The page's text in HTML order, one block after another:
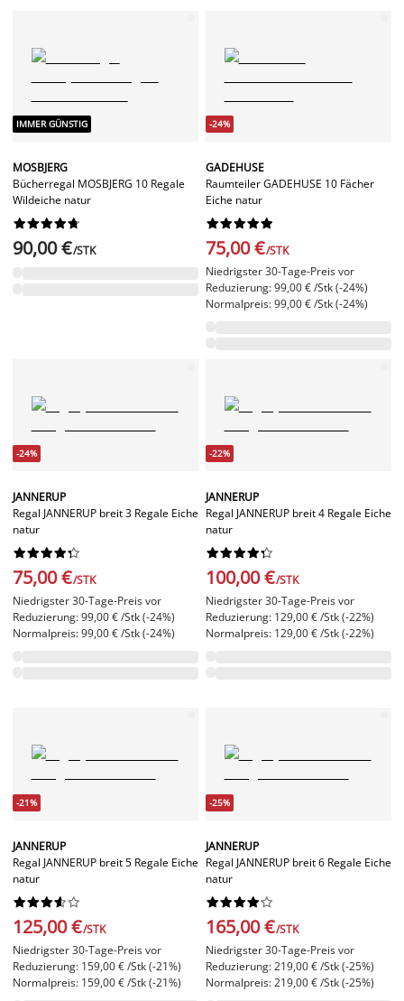
IMMER GÜNSTIG
MOSBJERG
Bücherregal MOSBJERG 10 Regale
Wildeiche natur






90,00 €/STK
-24%
GADEHUSE
Raumteiler GADEHUSE 10 Fächer
Eiche natur






75,00 €/STK
Niedrigster 30-Tage-Preis vor
Reduzierung: 99,00 € /Stk (-24%)
Normalpreis: 99,00 € /Stk (-24%)
-24%
JANNERUP
Regal JANNERUP breit 3 Regale Eiche
natur






75,00 €/STK
Niedrigster 30-Tage-Preis vor
Reduzierung: 99,00 € /Stk (-24%)
Normalpreis: 99,00 € /Stk (-24%)
-22%
JANNERUP
Regal JANNERUP breit 4 Regale Eiche
natur






100,00 €/STK
Niedrigster 30-Tage-Preis vor
Reduzierung: 129,00 € /Stk (-22%)
Normalpreis: 129,00 € /Stk (-22%)
-21%
JANNERUP
Regal JANNERUP breit 5 Regale Eiche
natur






125,00 €/STK
Niedrigster 30-Tage-Preis vor
Reduzierung: 159,00 € /Stk (-21%)
Normalpreis: 159,00 € /Stk (-21%)
-25%
JANNERUP
Regal JANNERUP breit 6 Regale Eiche
natur






165,00 €/STK
Niedrigster 30-Tage-Preis vor
Reduzierung: 219,00 € /Stk (-25%)
Normalpreis: 219,00 € /Stk (-25%)